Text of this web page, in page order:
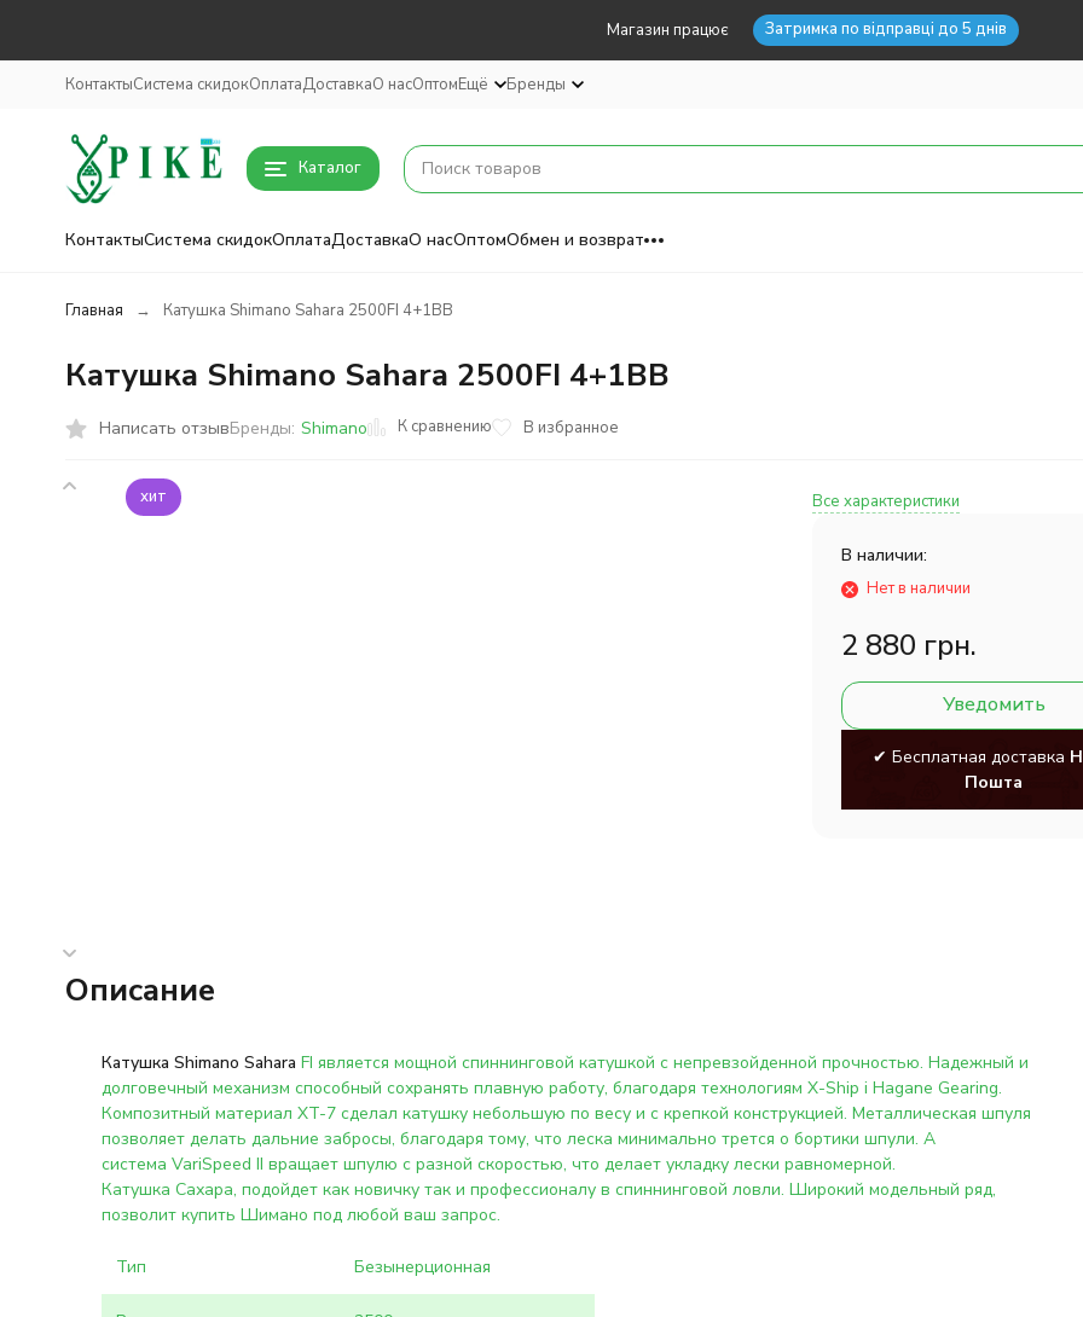
Магазин працює Затримка по відправці до 5 днів
КонтактыСистема скидокОплатаДоставкаО насОптомЕщё Бренды
Каталог
КонтактыСистема скидокОплатаДоставкаО насОптомОбмен и возврат
Главная Катушка Shimano Sahara 2500FI 4+1BB
Катушка Shimano Sahara 2500FI 4+1BB
Написать отзывБренды: Shimano К сравнению В избранное
хит Все характеристики
В наличии:
Нет в наличии
2 880 грн.
Уведомить
✔ Бесплатная доставка
Пошта
Описание
Катушка Shimano Sahara FI является мощной спиннинговой катушкой с непревзойденной прочностью. Надежный и
долговечный механизм способный сохранять плавную работу, благодаря технологиям X-Ship і Hagane Gearing.
Композитный материал XT-7 сделал катушку небольшую по весу и с крепкой конструкцией. Металлическая шпуля
позволяет делать дальние забросы, благодаря тому, что леска минимально трется о бортики шпули. А
система VariSpeed II вращает шпулю с разной скоростью, что делает укладку лески равномерной.
Катушка Сахара, подойдет как новичку так и профессионалу в спиннинговой ловли. Широкий модельный ряд,
позволит купить Шимано под любой ваш запрос.
Тип Безынерционная